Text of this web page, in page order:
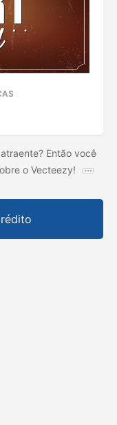
Então você
o Vecteezy!